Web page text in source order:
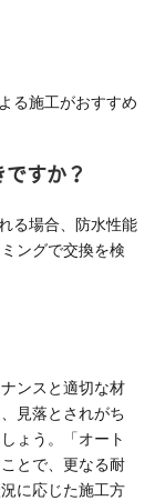
る施工がおすすめ
すか？
る場合、防水性能
ングで交換を検
ンスと適切な材
見落とされがち
ょう。「オート
とで、更なる耐
に応じた施工方